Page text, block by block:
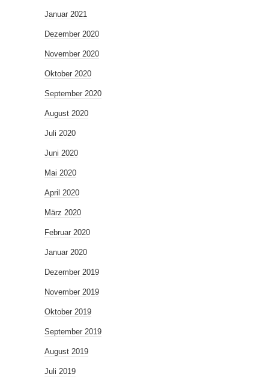
Januar 2021
Dezember 2020
November 2020
Oktober 2020
September 2020
August 2020
Juli 2020
Juni 2020
Mai 2020
April 2020
März 2020
Februar 2020
Januar 2020
Dezember 2019
November 2019
Oktober 2019
September 2019
August 2019
Juli 2019